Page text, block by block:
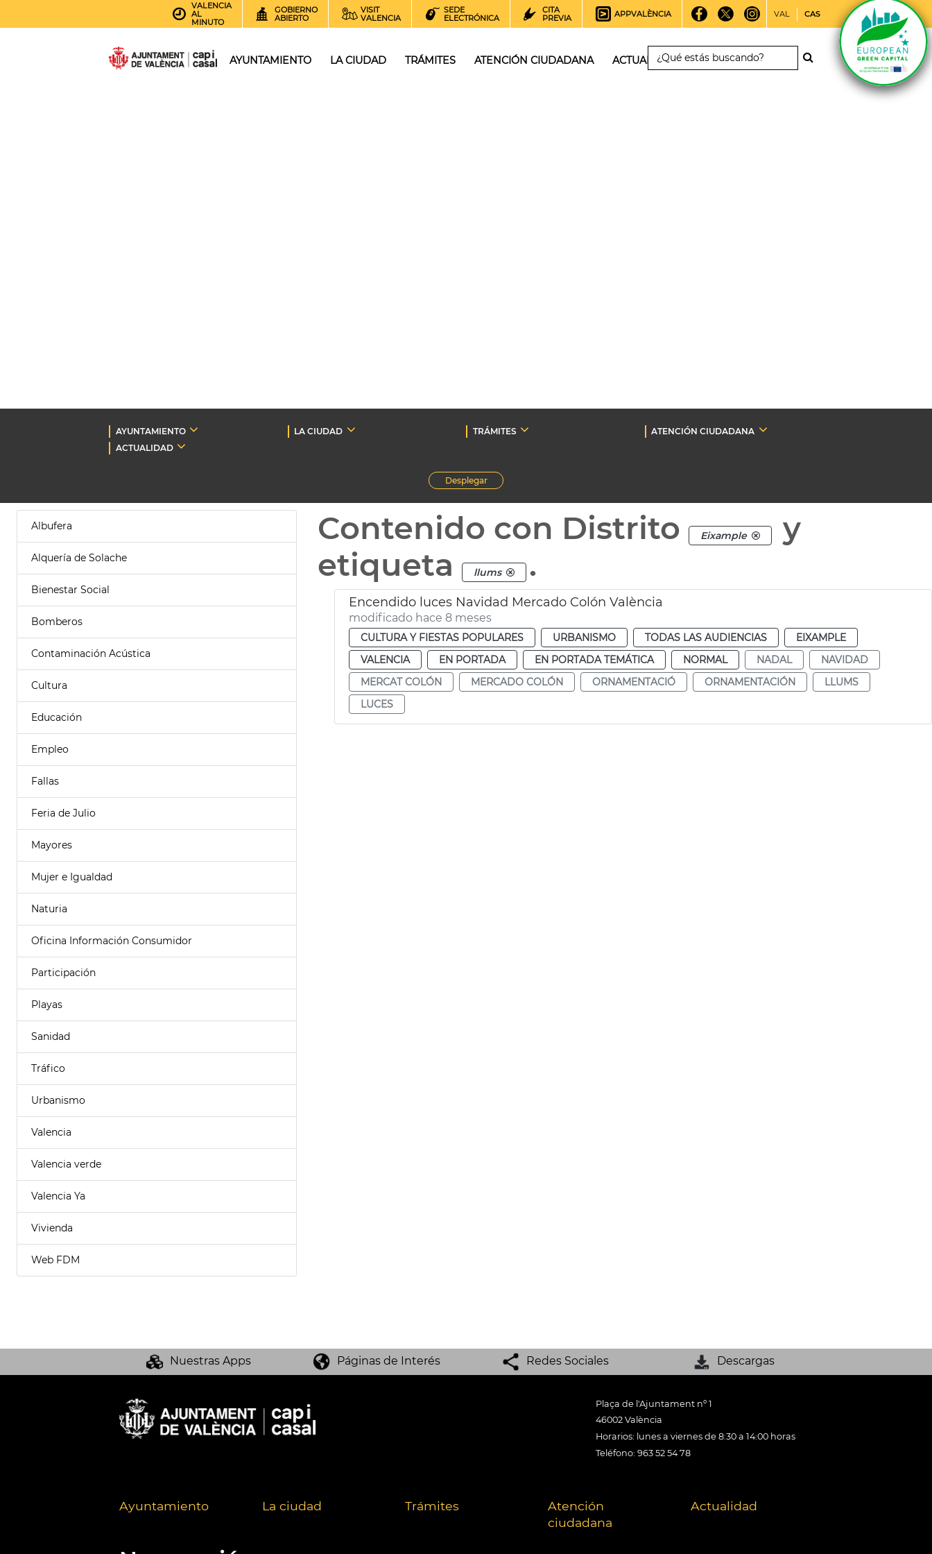
VALENCIA
AL
MINUTO
GOBIERNO
ABIERTO
VISIT
VALENCIA
SEDE
ELECTRÓNICA
CITA
PREVIA
APPVALÈNCIA VAL CAS
AYUNTAMIENTO LA CIUDAD TRÁMITES ATENCIÓN CIUDADANA ACTUALIDAD
AYUNTAMIENTO LA CIUDAD TRÁMITES
ATENCIÓN CIUDADANA
ACTUALIDAD
Desplegar
Albufera
Alquería de Solache
Bienestar Social
Bomberos
Contaminación Acústica
Cultura
Educación
Empleo
Fallas
Feria de Julio
Mayores
Mujer e Igualdad
Naturia
Oficina Información Consumidor
Participación
Playas
Sanidad
Tráfico
Urbanismo
Valencia
Valencia verde
Valencia Ya
Vivienda
Web FDM
Contenido con Distrito Eixample
y
etiqueta
llums .
Encendido luces Navidad Mercado Colón València
modificado hace 8 meses
CULTURA Y FIESTAS POPULARES URBANISMO TODAS LAS AUDIENCIAS
EIXAMPLE
VALENCIA
EN PORTADA EN PORTADA TEMÁTICA NORMAL NADAL
NAVIDAD
MERCAT COLÓN
MERCADO COLÓN ORNAMENTACIÓ ORNAMENTACIÓN
LLUMS
LUCES
Nuestras Apps Páginas de Interés Redes Sociales Descargas
Plaça de l'Ajuntament nº 1
46002 València
Horarios: lunes a viernes de 8:30 a 14:00 horas
Teléfono: 963 52 54 78
Ayuntamiento La ciudad Trámites
Atención
ciudadana
Actualidad